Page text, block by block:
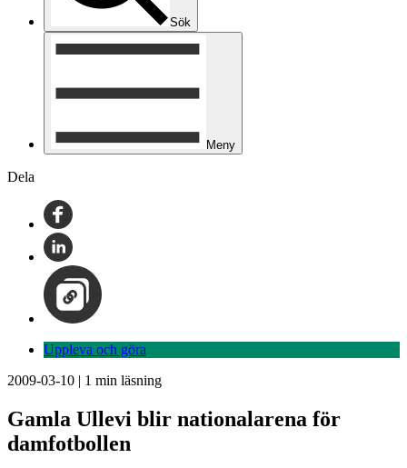
Sök
Meny
Dela
Uppleva och göra
2009-03-10 | 1 min läsning
Gamla Ullevi blir nationalarena för
damfotbollen